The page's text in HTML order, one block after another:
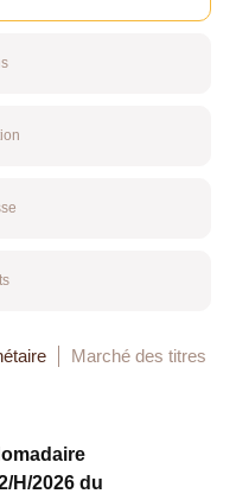
Marché des titres
H/2026 du